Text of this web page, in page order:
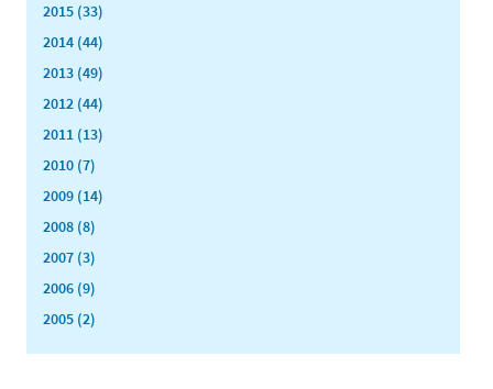
2015 (33)
2014 (44)
2013 (49)
2012 (44)
2011 (13)
2010 (7)
2009 (14)
2008 (8)
2007 (3)
2006 (9)
2005 (2)